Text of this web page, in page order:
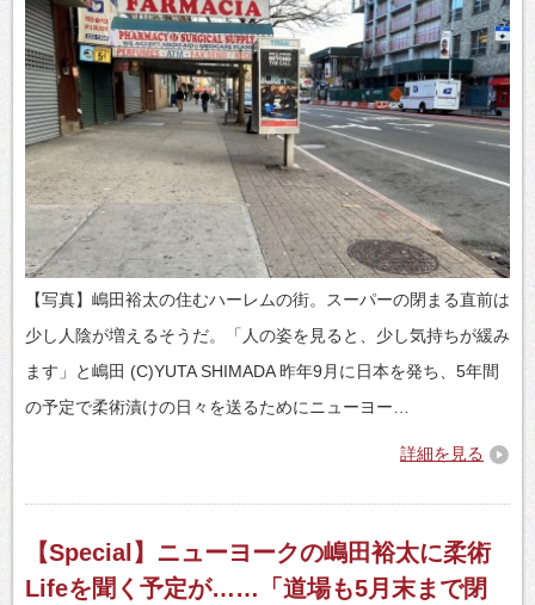
【写真】嶋田裕太の住むハーレムの街。スーパーの閉まる直前は
少し人陰が増えるそうだ。「人の姿を見ると、少し気持ちが緩み
ます」と嶋田 (C)YUTA SHIMADA 昨年9月に日本を発ち、5年間
の予定で柔術漬けの日々を送るためにニューヨー…
詳細を見る
【Special】ニューヨークの嶋田裕太に柔術
Lifeを聞く予定が……「道場も5月末まで閉